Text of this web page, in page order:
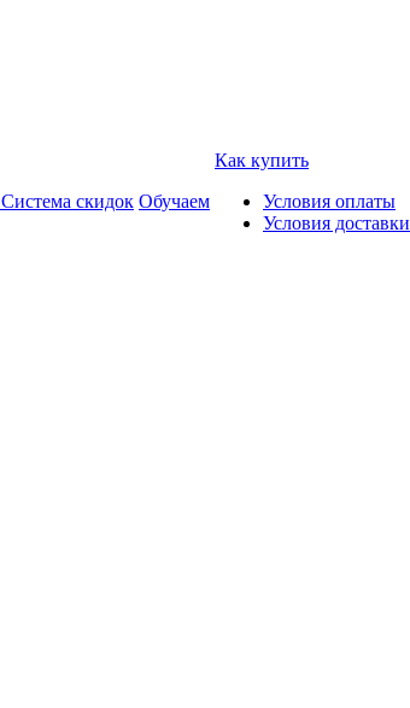
Система скидок Обучаем
Как купить
Условия оплаты
Условия доставки